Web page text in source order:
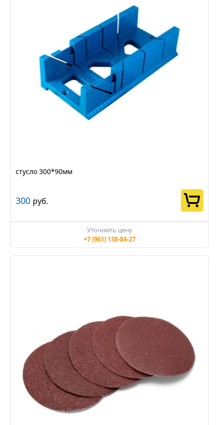
стусло 300*90мм
300 руб.
Уточнить цену
+7 (961) 138-84-27